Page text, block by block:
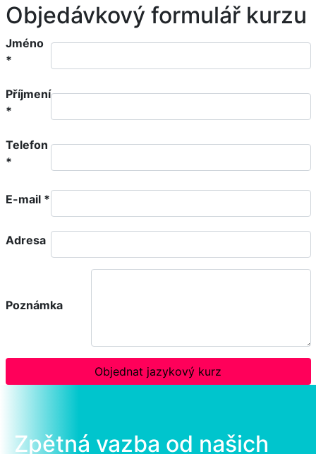
Objedávkový formulář kurzu
Jméno
*
Příjmení
*
Telefon
*
E-mail *
Adresa
Poznámka
Objednat jazykový kurz
Zpětná vazba od našich